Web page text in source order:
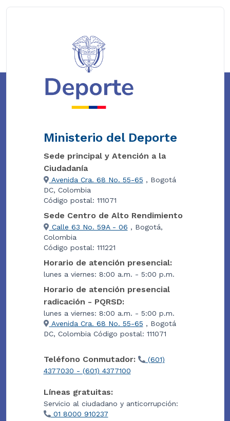
Ministerio del Deporte
Sede principal y Atención a la
Ciudadanía
Avenida Cra. 68 No. 55-65 , Bogotá
DC, Colombia
Código postal: 111071
Sede Centro de Alto Rendimiento
Calle 63 No. 59A - 06 , Bogotá,
Colombia
Código postal: 111221
Horario de atención presencial:
lunes a viernes: 8:00 a.m. - 5:00 p.m.
Horario de atención presencial
radicación - PQRSD:
lunes a viernes: 8:00 a.m. - 5:00 p.m.
Avenida Cra. 68 No. 55-65 , Bogotá
DC, Colombia Código postal: 111071
Teléfono Conmutador:
(601)
4377030 - (601) 4377100
Líneas gratuitas:
Servicio al ciudadano y anticorrupción:
01 8000 910237